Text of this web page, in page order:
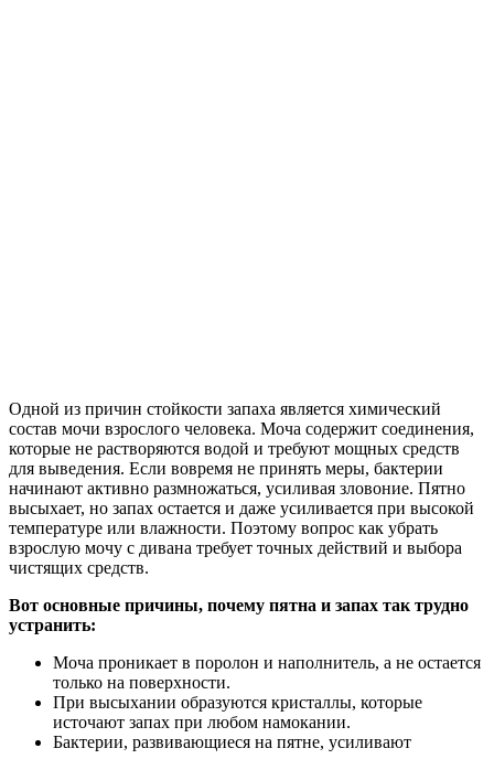
Одной из причин стойкости запаха является химический
состав мочи взрослого человека. Моча содержит соединения,
которые не растворяются водой и требуют мощных средств
для выведения. Если вовремя не принять меры, бактерии
начинают активно размножаться, усиливая зловоние. Пятно
высыхает, но запах остается и даже усиливается при высокой
температуре или влажности. Поэтому вопрос как убрать
взрослую мочу с дивана требует точных действий и выбора
чистящих средств.
Вот основные причины, почему пятна и запах так трудно
устранить:
Моча проникает в поролон и наполнитель, а не остается
только на поверхности.
При высыхании образуются кристаллы, которые
источают запах при любом намокании.
Бактерии, развивающиеся на пятне, усиливают